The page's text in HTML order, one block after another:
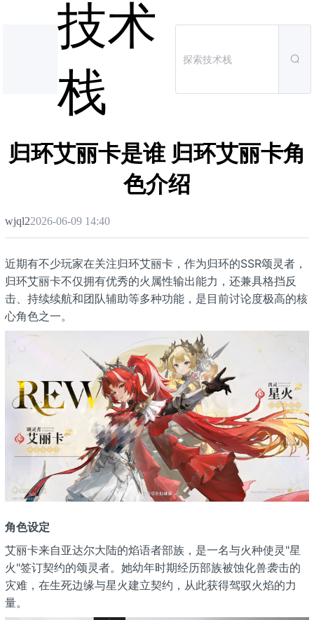
技术
栈
归环艾丽卡是谁 归环艾丽卡角
色介绍
wjql22026-06-09 14:40
近期有不少玩家在关注归环艾丽卡，作为归环的SSR颂灵者，
归环艾丽卡不仅拥有优秀的火属性输出能力，还兼具格挡反
击、持续续航和团队辅助等多种功能，是目前讨论度极高的核
心角色之一。
角色设定
艾丽卡来自亚达尔大陆的焰语者部族，是一名与火种使灵"星
火"签订契约的颂灵者。她幼年时期经历部族被蚀化兽袭击的
灾难，在生死边缘与星火建立契约，从此获得驾驭火焰的力
量。